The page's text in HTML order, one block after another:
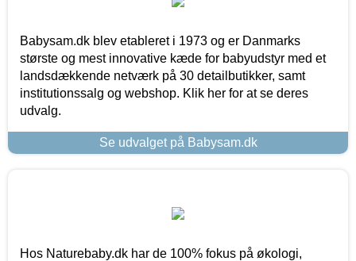
Babysam.dk blev etableret i 1973 og er Danmarks
største og mest innovative kæde for babyudstyr med et
landsdækkende netværk på 30 detailbutikker, samt
institutionssalg og webshop. Klik her for at se deres
udvalg.
Se udvalget på Babysam.dk
Hos Naturebaby.dk har de 100% fokus på økologi,